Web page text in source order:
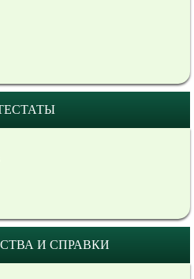
И СПРАВКИ